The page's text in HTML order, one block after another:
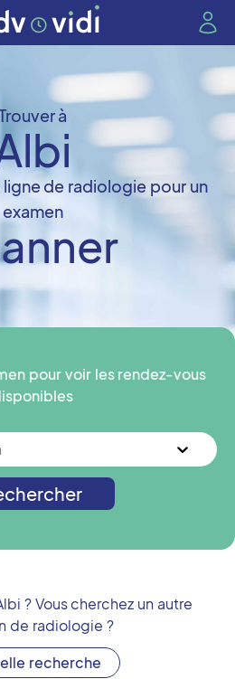
à
de radiologie pour un
examen
pour voir les rendez-vous
? Vous cherchez un autre
de radiologie ?
recherche